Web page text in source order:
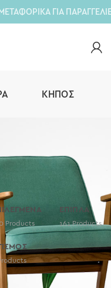
ΓΙΑ
ΚΉΠΟΣ
Products
ΕΠΙΠΛΑ
161 Products